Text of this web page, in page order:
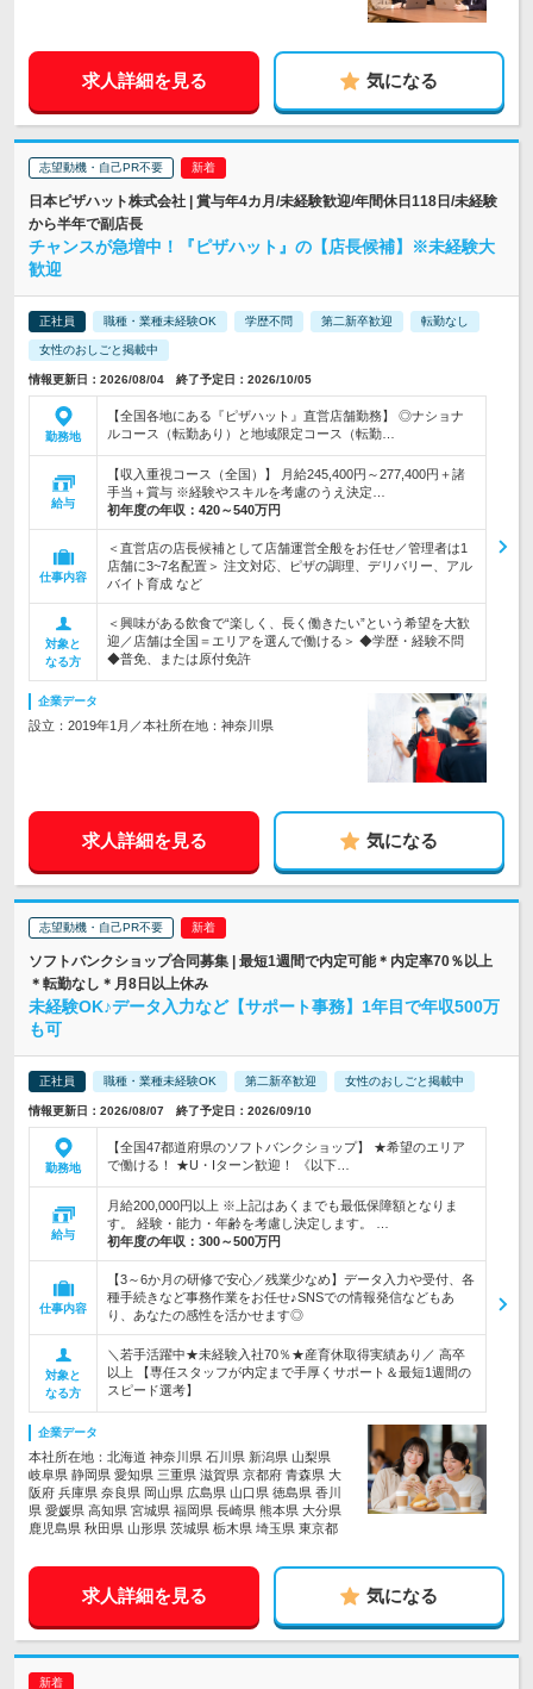
求人詳細を見る 気になる
志望動機・自己PR不要
日本ピザハット株式会社 | 賞与年4カ月/未経験歓迎/年間休日118日/未経験
から半年で副店長
チャンスが急増中！『ピザハット』の【店長候補】※未経験大
歓迎
正社員 職種・業種未経験OK 学歴不問 第二新卒歓迎 転勤なし
女性のおしごと掲載中
情報更新日：2026/08/04 終了予定日：2026/10/05
勤務地
【全国各地にある『ピザハット』直営店舗勤務】 ◎ナショナ
ルコース（転勤あり）と地域限定コース（転勤…
給与
【収入重視コース（全国）】 月給245,400円～277,400円＋諸
手当＋賞与 ※経験やスキルを考慮のうえ決定…
初年度の年収： 420～540万円
仕事内容
＜直営店の店長候補として店舗運営全般をお任せ／管理者は1
店舗に3~7名配置＞ 注文対応、ピザの調理、デリバリー、アル
バイト育成 など
対象と
なる方
＜興味がある飲食で“楽しく、長く働きたい”という希望を大歓
迎／店舗は全国＝エリアを選んで働ける＞ ◆学歴・経験不問
◆普免、または原付免許
企業データ
設立：2019年1月／本社所在地：神奈川県
求人詳細を見る 気になる
志望動機・自己PR不要
ソフトバンクショップ合同募集 | 最短1週間で内定可能＊内定率70％以上
＊転勤なし＊月8日以上休み
未経験OK♪データ入力など【サポート事務】1年目で年収500万
も可
正社員 職種・業種未経験OK 第二新卒歓迎 女性のおしごと掲載中
情報更新日：2026/08/07 終了予定日：2026/09/10
勤務地
【全国47都道府県のソフトバンクショップ】 ★希望のエリア
で働ける！ ★U・Iターン歓迎！ 《以下…
給与
月給200,000円以上 ※上記はあくまでも最低保障額となりま
す。 経験・能力・年齢を考慮し決定します。 …
初年度の年収： 300～500万円
仕事内容
【3～6か月の研修で安心／残業少なめ】データ入力や受付、各
種手続きなど事務作業をお任せ♪SNSでの情報発信などもあ
り、あなたの感性を活かせます◎
対象と
なる方
＼若手活躍中★未経験入社70％★産育休取得実績あり／ 高卒
以上 【専任スタッフが内定まで手厚くサポート＆最短1週間の
スピード選考】
企業データ
本社所在地：北海道 神奈川県 石川県 新潟県 山梨県
岐阜県 静岡県 愛知県 三重県 滋賀県 京都府 青森県 大
阪府 兵庫県 奈良県 岡山県 広島県 山口県 徳島県 香川
県 愛媛県 高知県 宮城県 福岡県 長崎県 熊本県 大分県
鹿児島県 秋田県 山形県 茨城県 栃木県 埼玉県 東京都
求人詳細を見る 気になる